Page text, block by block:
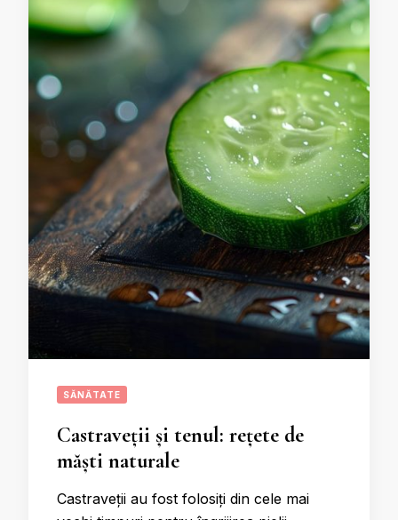
SĂNĂTATE
Castraveții și tenul: rețete de
măști naturale
Castraveții au fost folosiți din cele mai